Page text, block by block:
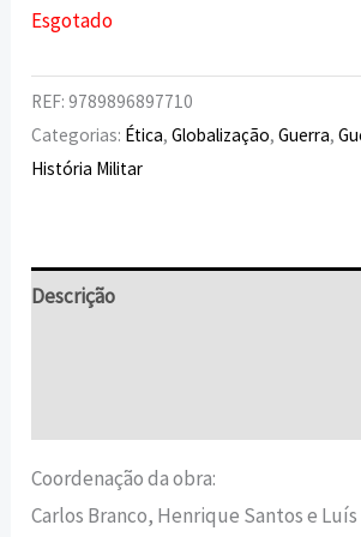
Esgotado
REF:9789896897710
Categorias: Ética,Globalização,Guerra,
História Militar
Descrição
Coordenação da obra:
Carlos Branco, Henrique Santos e